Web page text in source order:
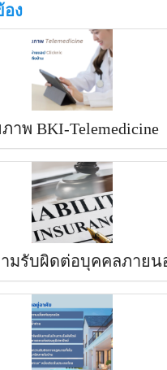
อง
พ BKI-Telemedicine
มรับผิดต่อบุคคลภายน